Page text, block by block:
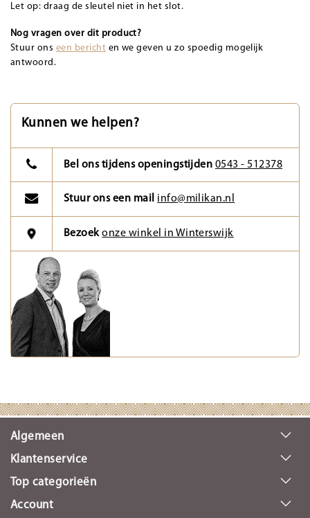
Let op: draag de sleutel niet in het slot.
Nog vragen over dit product?
Stuur ons een bericht en we geven u zo spoedig mogelijk
antwoord.
Kunnen we helpen?
Bel ons tijdens openingstijden 0543 - 512378
Stuur ons een mail info@milikan.nl
Bezoekonze winkel in Winterswijk
Algemeen
Klantenservice
Top categorieën
Account